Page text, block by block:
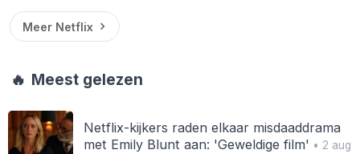
Meer Netflix
🔥 Meest gelezen
Netflix-kijkers raden elkaar misdaaddrama
met Emily Blunt aan: 'Geweldige film' • 2 aug